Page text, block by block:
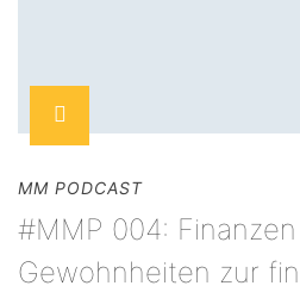
MM PODCAST
#MMP 004:
Gewohnheiten zur